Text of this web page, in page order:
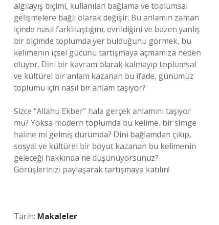
algılayış biçimi, kullanılan bağlama ve toplumsal
gelişmelere bağlı olarak değişir. Bu anlamın zaman
içinde nasıl farklılaştığını, evrildiğini ve bazen yanlış
bir biçimde toplumda yer bulduğunu görmek, bu
kelimenin içsel gücünü tartışmaya açmamıza neden
oluyor. Dini bir kavram olarak kalmayıp toplumsal
ve kültürel bir anlam kazanan bu ifade, günümüz
toplumu için nasıl bir anlam taşıyor?
Sizce “Allahu Ekber” hala gerçek anlamını taşıyor
mu? Yoksa modern toplumda bu kelime, bir simge
haline mi gelmiş durumda? Dini bağlamdan çıkıp,
sosyal ve kültürel bir boyut kazanan bu kelimenin
geleceği hakkında ne düşünüyorsunuz?
Görüşlerinizi paylaşarak tartışmaya katılın!
Tarih: Makaleler